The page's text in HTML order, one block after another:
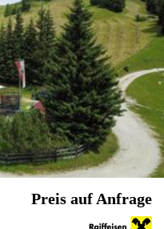
Preis auf Anfrage